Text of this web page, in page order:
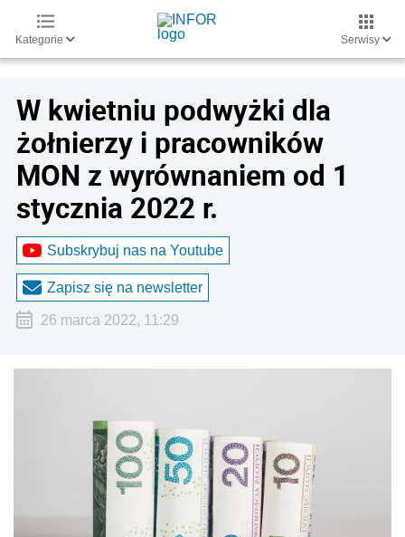
Kategorie Serwisy
W kwietniu podwyżki dla
żołnierzy i pracowników
MON z wyrównaniem od 1
stycznia 2022 r.
Subskrybuj nas na Youtube
Zapisz się na newsletter
26 marca 2022, 11:29